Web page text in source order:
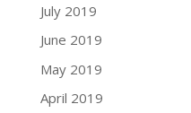
July 2019
June 2019
May 2019
April 2019